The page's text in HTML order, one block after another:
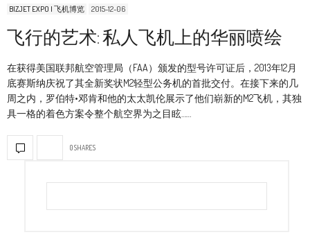
BIZJET EXPO | 飞机博览 2015-12-06
飞行的艺术: 私人飞机上的华丽喷绘
在获得美国联邦航空管理局（FAA）颁发的型号许可证后，2013年12月
底赛斯纳庆祝了其全新奖状M2轻型公务机的首批交付。在接下来的几
周之内，罗伯特•邓肯和他的太太凯伦展示了他们崭新的M2飞机，其独
具一格的着色方案令整个航空界为之目眩……
0 SHARES